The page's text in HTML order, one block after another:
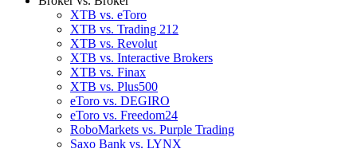
XTB vs. eToro
XTB vs. Trading 212
XTB vs. Revolut
XTB vs. Interactive Brokers
XTB vs. Finax
XTB vs. Plus500
eToro vs. DEGIRO
eToro vs. Freedom24
RoboMarkets vs. Purple Trading
Saxo Bank vs. LYNX